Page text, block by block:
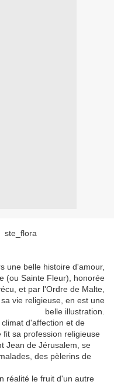
une belle histoire d'amour,
(ou Sainte Fleur), honorée
et par l'Ordre de Malte,
vie religieuse, en est une
belle illustration.
d'affection et de
fit sa profession religieuse
Jean de Jérusalem, se
des pèlerins de
réalité le fruit d'un autre